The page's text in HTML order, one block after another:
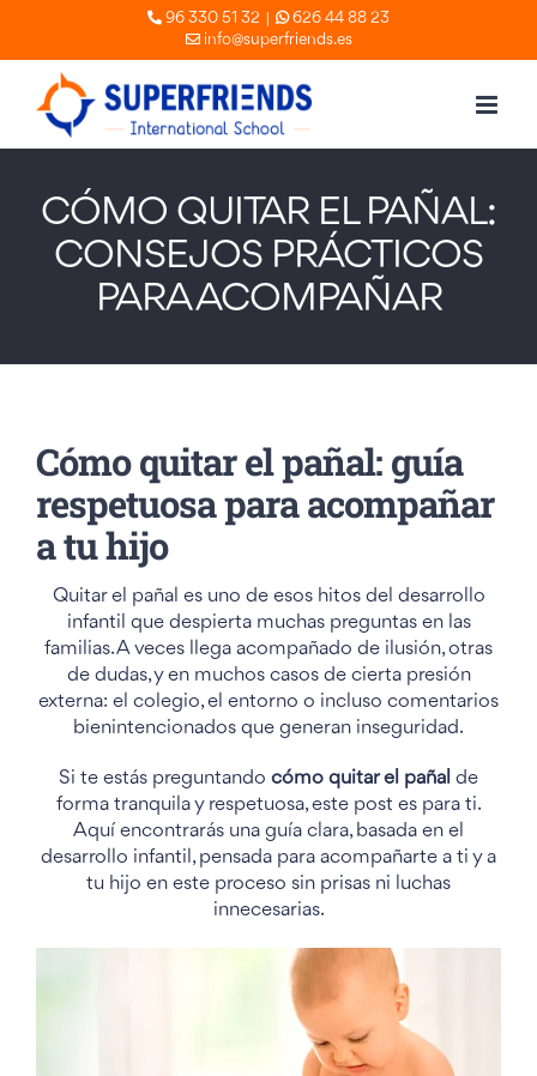
to
content
96 330 51 32 |
626 44 88 23
info@superfriends.es
CÓMO QUITAR EL PAÑAL:
CONSEJOS PRÁCTICOS
PARA ACOMPAÑAR
Cómo quitar el pañal: guía
respetuosa para acompañar
a tu hijo
Quitar el pañal es uno de esos hitos del desarrollo
infantil que despierta muchas preguntas en las
familias. A veces llega acompañado de ilusión, otras
de dudas, y en muchos casos de cierta presión
externa: el colegio, el entorno o incluso comentarios
bienintencionados que generan inseguridad.
Si te estás preguntando cómo quitar el pañal de
forma tranquila y respetuosa, este post es para ti.
Aquí encontrarás una guía clara, basada en el
desarrollo infantil, pensada para acompañarte a ti y a
tu hijo en este proceso sin prisas ni luchas
innecesarias.